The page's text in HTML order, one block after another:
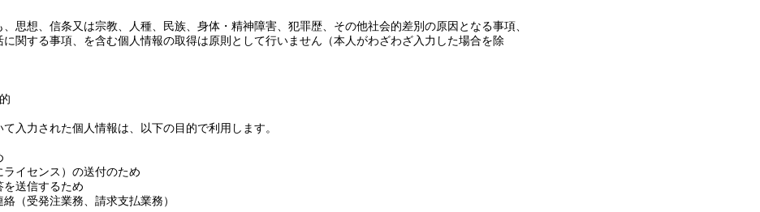
、思想、信条又は宗教、人種、民族、身体・精神障害、犯罪歴、その他社会的差別の原因となる事項、
関する事項、を含む個人情報の取得は原則として行いません（本人がわざわざ入力した場合を除
て入力された個人情報は、以下の目的で利用します。
ライセンス）の送付のため
を送信するため
絡（受発注業務、請求支払業務）